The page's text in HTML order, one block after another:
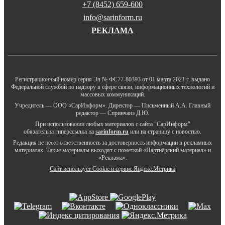
+7 (8452) 659-600
info@sarinform.ru
РЕКЛАМА
Регистрационный номер серия Эл № ФС77-80393 от 01 марта 2021 г. выдано
Федеральной службой по надзору в сфере связи, информационных технологий и
массовых коммуникаций.
Учредитель — ООО «СарИнформ». Директор — Письменный А.А. Главный
редактор — Спринчанэ Д.Ю.
При использовании любых материалов с сайта "СарИнформ"
обязательна гиперссылка на sarinform.ru или на страницу с новостью.
Редакция не несет ответственность за достоверность информации в рекламных
материалах. Такие материалы выходят с пометкой «Партнёрский материал» и
«Реклама».
Сайт использует Cookie и сервиc Яндекс.Метрика